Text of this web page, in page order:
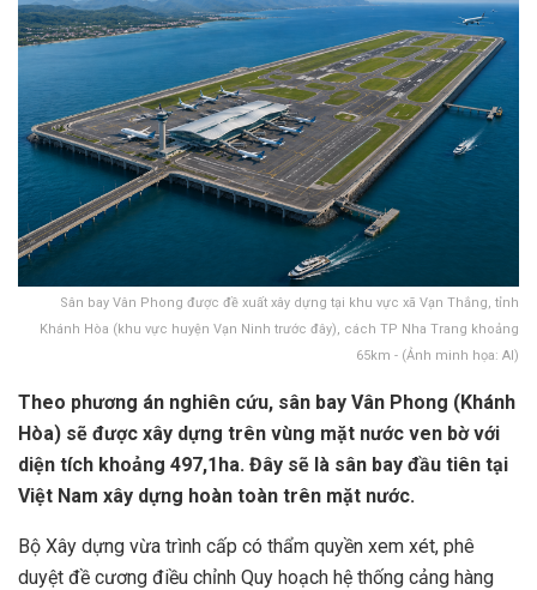
Sân bay Vân Phong được đề xuất xây dựng tại khu vực xã Vạn Thắng, tỉnh
Khánh Hòa (khu vực huyện Vạn Ninh trước đây), cách TP Nha Trang khoảng
65km - (Ảnh minh họa: AI)
Theo phương án nghiên cứu, sân bay Vân Phong (Khánh
Hòa) sẽ được xây dựng trên vùng mặt nước ven bờ với
diện tích khoảng 497,1ha. Đây sẽ là sân bay đầu tiên tại
Việt Nam xây dựng hoàn toàn trên mặt nước.
Bộ Xây dựng vừa trình cấp có thẩm quyền xem xét, phê
duyệt đề cương điều chỉnh Quy hoạch hệ thống cảng hàng